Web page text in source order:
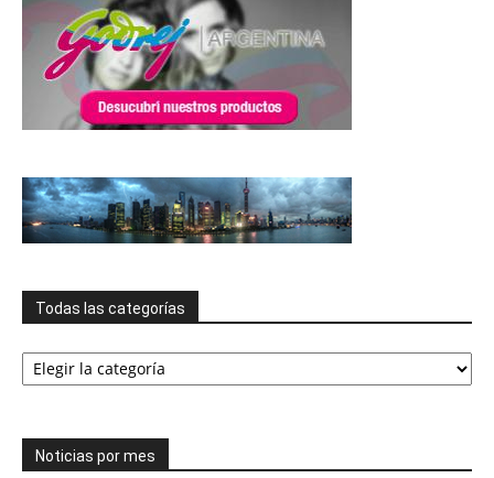
Todas las categorías
Todas
las
Noticias por mes